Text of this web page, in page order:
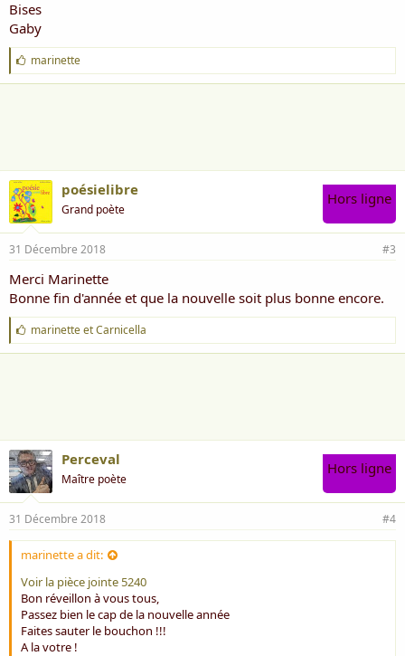
Bises
Gaby
J
'
a
marinette
poésielibre
Grand poète
Hors ligne
31 Décembre 2018 #3
Merci Marinette
Bonne fin d'année et que la nouvelle soit plus bonne encore.
J
'
a
marinetteetCarnicella
Perceval
Maître poète
Hors ligne
31 Décembre 2018 #4
marinette a dit:
Voir la pièce jointe 5240
Bon réveillon à vous tous,
Passez bien le cap de la nouvelle année
Faites sauter le bouchon !!!
A la votre !